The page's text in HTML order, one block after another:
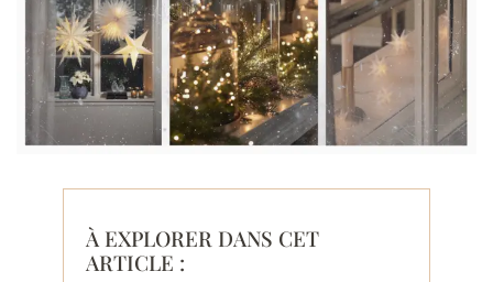
À EXPLORER DANS CET
ARTICLE :